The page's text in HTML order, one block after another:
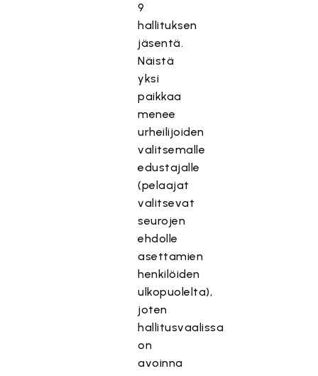
9
hallituksen
jäsentä.
Näistä
yksi
paikkaa
menee
urheilijoiden
valitsemalle
edustajalle
(pelaajat
valitsevat
seurojen
ehdolle
asettamien
henkilöiden
ulkopuolelta),
joten
hallitusvaalissa
on
avoinna